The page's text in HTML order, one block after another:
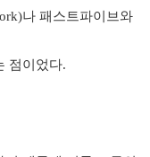
나 패스트파이브와
점이었다.